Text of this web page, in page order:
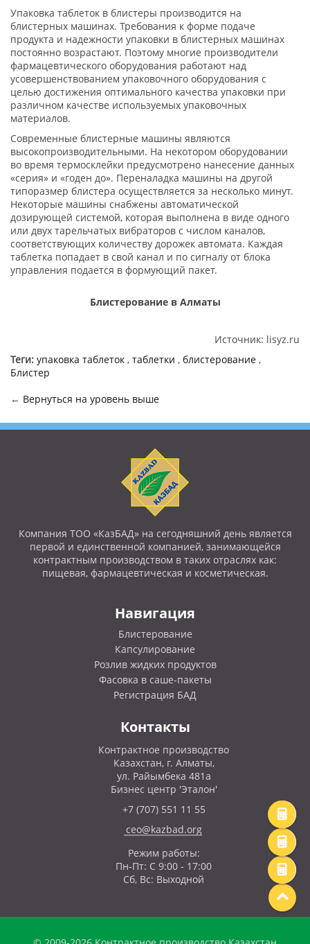
Упаковка таблеток в блистеры производится на
блистерных машинах. Требования к форме подаче
продукта и надежности упаковки в блистерных машинах
постоянно возрастают. Поэтому многие производители
фармацевтического оборудования работают над
усовершенствованием упаковочного оборудования с
целью достижения оптимального качества упаковки при
различном качестве используемых упаковочных
материалов.
Современные блистерные машины являются
высокопроизводительными. На некотором оборудовании
во время термосклейки предусмотрено нанесение данных
«серия» и «годен до». Переналадка машины на другой
типоразмер блистера осуществляется за несколько минут.
Некоторые машины снабжены автоматической
дозирующей системой, которая выполнена в виде одного
или двух тарельчатых вибраторов с числом каналов,
соответствующих количеству дорожек автомата. Каждая
таблетка попадает в свой канал и по сигналу от блока
управления подается в формующий пакет.
Блистерование в Алматы
Источник: lisyz.ru
Теги: упаковка таблеток , таблетки , блистерование ,
Блистер
← Вернуться на уровень выше
Компания ТОО «КазБАД» на сегодняшний день является
первой и единственной компанией, занимающейся
контрактным производством в таких отраслях как:
пищевая, фармацевтическая и косметическая.
Навигация
Блистерование
Капсулирование
Розлив жидких продуктов
Фасовка в саше-пакеты
Регистрация БАД
Контакты
Контрактное производство
Казахстан, г. Алматы,
ул. Райымбека 481а
Бизнес центр 'Эталон'
+7 (707) 551 11 55
ceo@kazbad.org
Режим работы:
Пн-Пт: С 9:00 - 17:00
Сб, Вс: Выходной